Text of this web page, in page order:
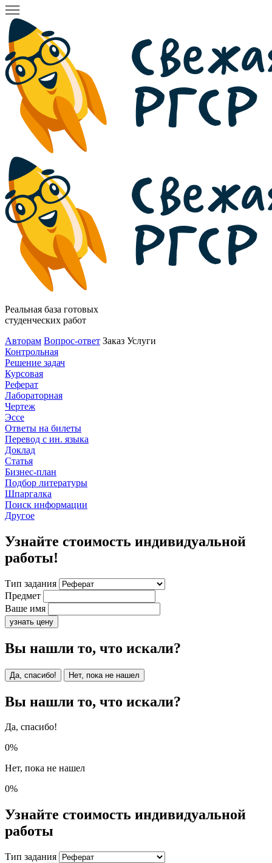
Реальная база готовых
студенческих работ
Авторам Вопрос-ответ Заказ Услуги
Контрольная
Решение задач
Курсовая
Реферат
Лабораторная
Чертеж
Эссе
Ответы на билеты
Перевод с ин. языка
Доклад
Статья
Бизнес-план
Подбор литературы
Шпаргалка
Поиск информации
Другое
Узнайте стоимость индивидуальной
работы!
Тип задания
Предмет
Ваше имя
узнать цену
Вы нашли то, что искали?
Да, спасибо! Нет, пока не нашел
Вы нашли то, что искали?
Да, спасибо!
0%
Нет, пока не нашел
0%
Узнайте стоимость индивидуальной
работы
Тип задания